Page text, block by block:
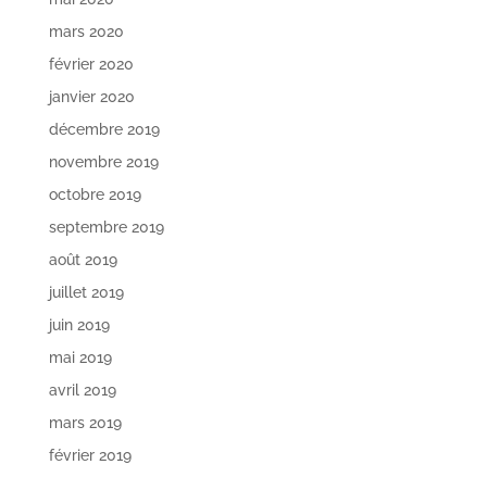
mars 2020
février 2020
janvier 2020
décembre 2019
novembre 2019
octobre 2019
septembre 2019
août 2019
juillet 2019
juin 2019
mai 2019
avril 2019
mars 2019
février 2019